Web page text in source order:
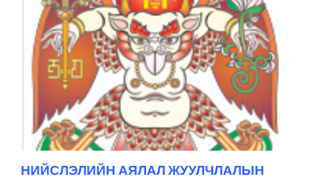
НИЙСЛЭЛИЙН АЯЛАЛ ЖУУЛЧЛАЛЫН